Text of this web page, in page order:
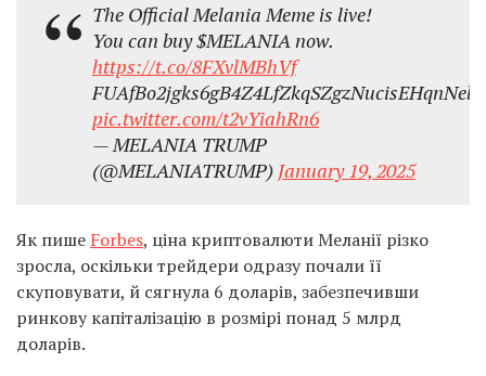
The Official Melania Meme is live!
You can buy $MELANIA now.
https://t.co/8FXvlMBhVf
pic.twitter.com/t2vYiahRn6
— MELANIA TRUMP
(@MELANIATRUMP) January 19, 2025
Як пише Forbes, ціна криптовалюти Меланії різко
зросла, оскільки трейдери одразу почали її
скуповувати, й сягнула 6 доларів, забезпечивши
ринкову капіталізацію в розмірі понад 5 млрд
доларів.